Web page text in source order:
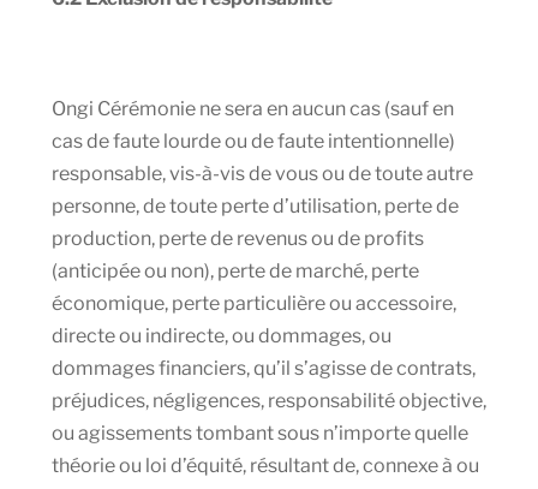
Ongi Cérémonie ne sera en aucun cas (sauf en
cas de faute lourde ou de faute intentionnelle)
responsable, vis-à-vis de vous ou de toute autre
personne, de toute perte d’utilisation, perte de
production, perte de revenus ou de profits
(anticipée ou non), perte de marché, perte
économique, perte particulière ou accessoire,
directe ou indirecte, ou dommages, ou
dommages financiers, qu’il s’agisse de contrats,
préjudices, négligences, responsabilité objective,
ou agissements tombant sous n’importe quelle
théorie ou loi d’équité, résultant de, connexe à ou